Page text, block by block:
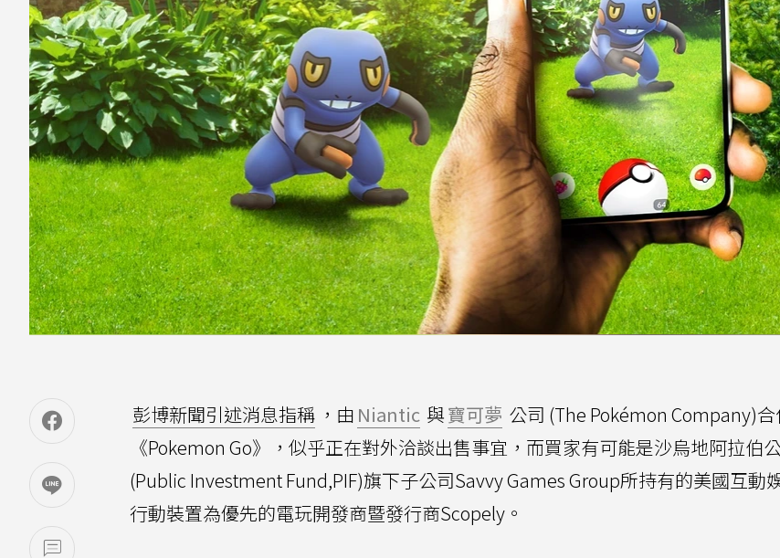
彭博新聞引述消息指稱 ，由 Niantic 與寶可夢 公司 (The Pokémon Company)
《Pokemon Go》，似乎正在對外洽談出售事宜，而買家有可能是沙烏地阿拉伯
(Public Investment Fund,PIF)旗下子公司Savvy Games Group所持有的美國互動
行動裝置為優先的電玩開發商暨發行商Scopely。